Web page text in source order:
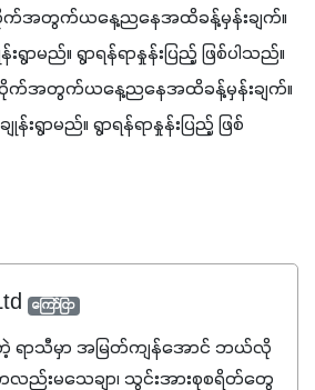
က်အတွက်ယနေ့ညနေအထိခန့်မှန်းချက်။
မည်။ ရွာရန်ရာနှုန်းပြည့် ဖြစ်ပါသည်။
ဝိုက်အတွက်ယနေ့ညနေအထိခန့်မှန်းချက်။
းရွာမည်။ ရွာရန်ရာနှုန်းပြည့် ဖြစ်
ကြော်ငြာ
းတဲ့ ရာသီမှာ အမြတ်ကျန်အောင် ဘယ်လို
ကလည်းမသေချာ၊ သွင်းအားစုစရိတ်တွေ